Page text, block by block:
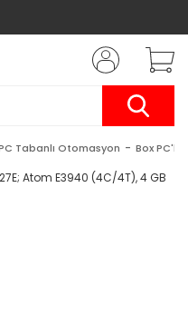
Tabanlı Otomasyon Box PC'ler